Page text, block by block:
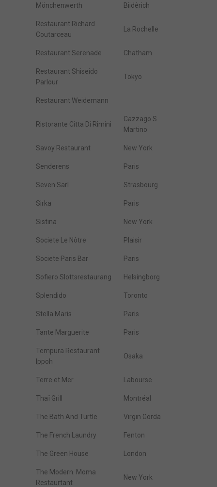
Mönchenwerth
Biidêrich
Restaurant Richard
Coutarceau
La Rochelle
Restaurant Serenade Chatham
Restaurant Shiseido
Parlour
Tokyo
Restaurant Weidemann
Ristorante Citta Di Rimini
Cazzago S.
Martino
Savoy Restaurant New York
Senderens Paris
Seven Sarl Strasbourg
Sirka Paris
Sistina New York
Societe Le Nôtre Plaisir
Societe Paris Bar Paris
Sofiero Slottsrestaurang Helsingborg
Splendido Toronto
Stella Maris Paris
Tante Marguerite Paris
Tempura Restaurant
Ippoh
Osaka
Terre et Mer Labourse
Thaï Grill Montréal
The Bath And Turtle Virgin Gorda
The French Laundry Fenton
The Green House London
The Modern. Moma
Restaurtant
New York